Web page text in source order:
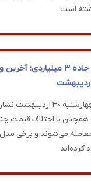
است.
پژو ۲۰۷ پانوراما در جاده ۳
بررسی نرخ‌های روز
همچنان با اختلاف قیمت
کرده‌اند.